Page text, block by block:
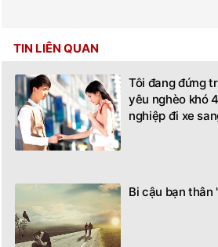
TIN LIÊN QUAN
Tôi đang đứng
yêu nghèo khó
nghiệp đi xe
Bi cậu bạn thân